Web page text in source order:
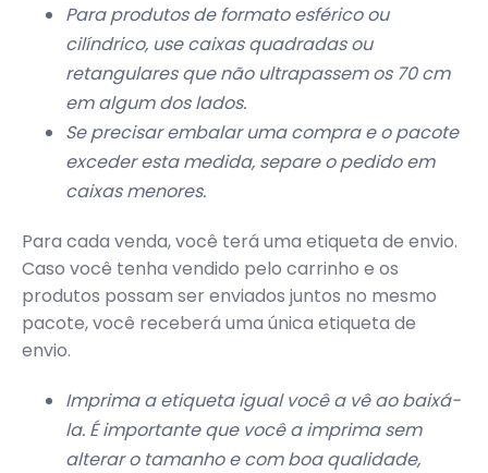
Para produtos de formato esférico ou
cilíndrico, use caixas quadradas ou
retangulares que não ultrapassem os 70 cm
em algum dos lados.
Se precisar embalar uma compra e o pacote
exceder esta medida, separe o pedido em
caixas menores.
Para cada venda, você terá uma etiqueta de envio.
Caso você tenha vendido pelo carrinho e os
produtos possam ser enviados juntos no mesmo
pacote, você receberá uma única etiqueta de
envio.
Imprima a etiqueta igual você a vê ao baixá-
la. É importante que você a imprima sem
alterar o tamanho e com boa qualidade,